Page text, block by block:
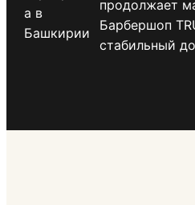
продолжает
Барбершоп
стабильный